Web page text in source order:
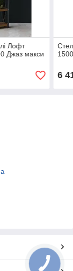
Лофт
Джаз макси
6